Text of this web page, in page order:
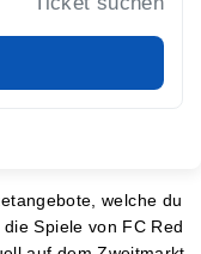
welche du
Spiele von FC Red